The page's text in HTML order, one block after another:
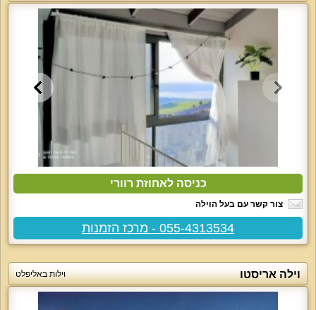
כניסה לאחוזת רוורי
צור קשר עם בעל הוילה
055-4313534 - מרכז הזמנות
וילה אריסטו וילות באליפלט